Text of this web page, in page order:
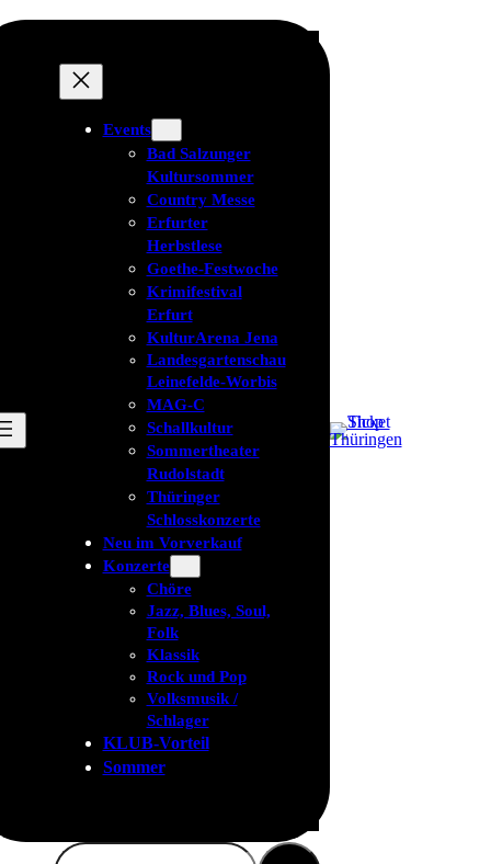
Events
Bad Salzunger
Kultursommer
Country Messe
Erfurter
Herbstlese
Goethe-Festwoche
Krimifestival
Erfurt
KulturArena Jena
Landesgartenschau
Leinefelde-Worbis
MAG-C
Schallkultur
Sommertheater
Rudolstadt
Thüringer
Schlosskonzerte
Neu im Vorverkauf
Konzerte
Chöre
Jazz, Blues, Soul,
Folk
Klassik
Rock und Pop
Volksmusik /
Schlager
KLUB-Vorteil
Sommer
Suchen